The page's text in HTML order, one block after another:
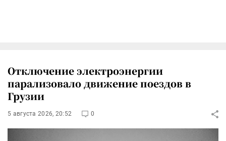
Отключение электроэнергии
парализовало движение поездов в
Грузии
5 августа 2026, 20:52 0